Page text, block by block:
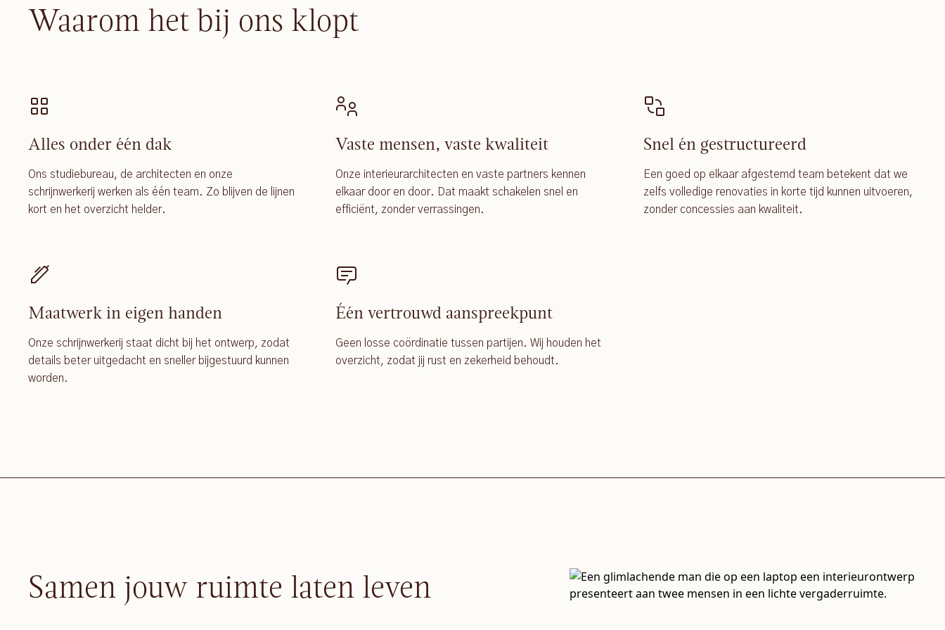
Waarom het bij ons klopt
Alles onder één dak
Ons studiebureau, de architecten en onze
schrijnwerkerij werken als één team. Zo blijven de lijnen
kort en het overzicht helder.
Vaste mensen, vaste kwaliteit
Onze interieurarchitecten en vaste partners kennen
elkaar door en door. Dat maakt schakelen snel en
efficiënt, zonder verrassingen.
Snel én gestructureerd
Een goed op elkaar afgestemd team betekent dat we
zelfs volledige renovaties in korte tijd kunnen uitvoeren,
zonder concessies aan kwaliteit.
Maatwerk in eigen handen
Onze schrijnwerkerij staat dicht bij het ontwerp, zodat
details beter uitgedacht en sneller bijgestuurd kunnen
worden.
Één vertrouwd aanspreekpunt
Geen losse coördinatie tussen partijen. Wij houden het
overzicht, zodat jij rust en zekerheid behoudt.
Samen jouw ruimte laten leven